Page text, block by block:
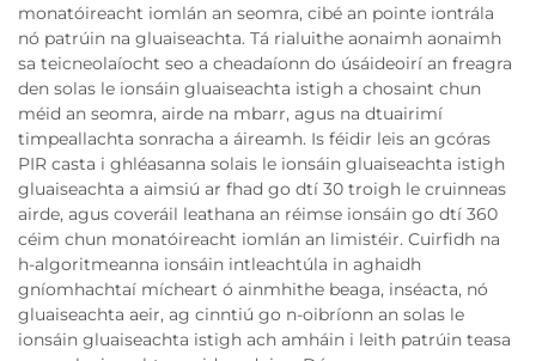
monatóireacht iomlán an seomra, cibé an pointe iontrála
nó patrúin na gluaiseachta. Tá rialuithe aonaimh aonaimh
sa teicneolaíocht seo a cheadaíonn do úsáideoirí an freagra
den solas le ionsáin gluaiseachta istigh a chosaint chun
méid an seomra, airde na mbarr, agus na dtuairimí
timpeallachta sonracha a áireamh. Is féidir leis an gcóras
PIR casta i ghléasanna solais le ionsáin gluaiseachta istigh
gluaiseachta a aimsiú ar fhad go dtí 30 troigh le cruinneas
airde, agus coveráil leathana an réimse ionsáin go dtí 360
céim chun monatóireacht iomlán an limistéir. Cuirfidh na
h-algoritmeanna ionsáin intleachtúla in aghaidh
gníomhachtaí mícheart ó ainmhithe beaga, inséacta, nó
gluaiseachta aeir, ag cinntiú go n-oibríonn an solas le
ionsáin gluaiseachta istigh ach amháin i leith patrúin teasa